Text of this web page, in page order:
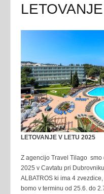
LETOVANJE V LETU 2025
Z agencijo Travel Tilago
2025 v Cavtatu pri
ALBATROS ki ima 4
bomo v terminu od 25.6. do